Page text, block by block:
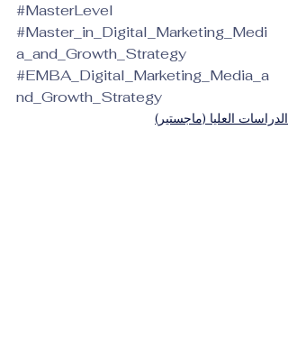
#MasterLevel
#Master_in_Digital_Marketing_Medi
a_and_Growth_Strategy
#EMBA_Digital_Marketing_Media_a
nd_Growth_Strategy
الدراسات العليا (ماجستير)